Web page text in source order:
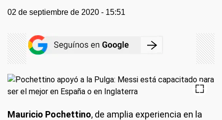
02 de septiembre de 2020 - 15:51
Mauricio Pochettino, de amplia experiencia en la